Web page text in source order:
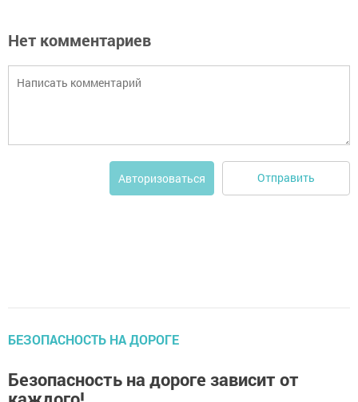
Нет комментариев
Авторизоваться Отправить
БЕЗОПАСНОСТЬ НА ДОРОГЕ
Безопасность на дороге зависит от